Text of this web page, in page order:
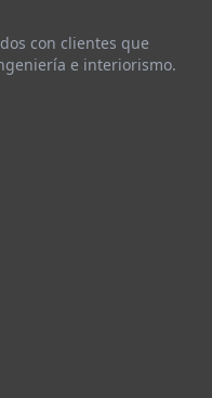
con clientes que
e interiorismo.